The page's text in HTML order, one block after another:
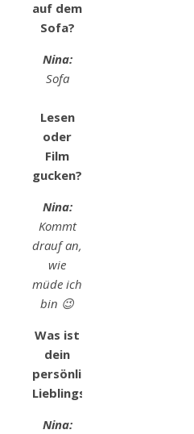
auf dem
Sofa?
Nina:
Sofa
Lesen
oder
Film
gucken?
Nina:
Kommt
drauf an,
wie
müde ich
bin 😉
Was ist
dein
persönliches
Lieblingsbuch?
Nina: